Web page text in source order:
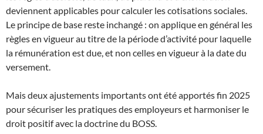
deviennent applicables pour calculer les cotisations sociales.
Le principe de base reste inchangé : on applique en général les
règles en vigueur au titre de la période d’activité pour laquelle
la rémunération est due, et non celles en vigueur à la date du
versement.
Mais deux ajustements importants ont été apportés fin 2025
pour sécuriser les pratiques des employeurs et harmoniser le
droit positif avec la doctrine du BOSS.